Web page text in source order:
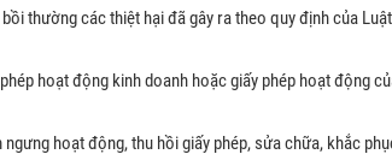
thường các thiệt hại đã gây ra theo quy định của
hoạt động kinh doanh hoặc giấy phép hoạt động
hoạt động, thu hồi giấy phép, sửa chữa, khắc